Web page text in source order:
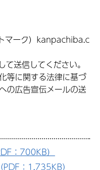
マーク）kanpachiba.c
送信してください。
等に関する法律に基づ
の広告宣伝メールの送
：700KB）
PDF：1,735KB）